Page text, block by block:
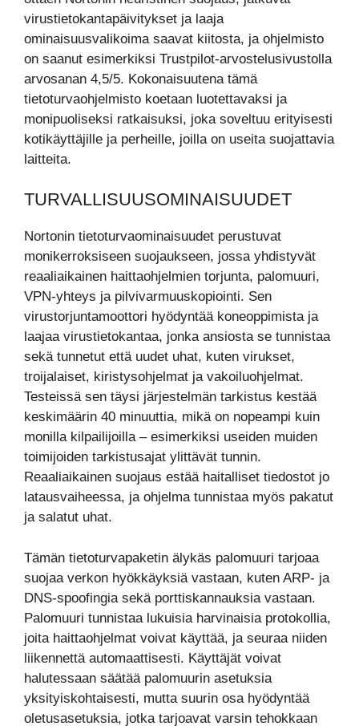
virustietokantapäivitykset ja laaja
ominaisuusvalikoima saavat kiitosta, ja ohjelmisto
on saanut esimerkiksi Trustpilot-arvostelusivustolla
arvosanan 4,5/5. Kokonaisuutena tämä
tietoturvaohjelmisto koetaan luotettavaksi ja
monipuoliseksi ratkaisuksi, joka soveltuu erityisesti
kotikäyttäjille ja perheille, joilla on useita suojattavia
laitteita.
TURVALLISUUSOMINAISUUDET
Nortonin tietoturvaominaisuudet perustuvat
monikerroksiseen suojaukseen, jossa yhdistyvät
reaaliaikainen haittaohjelmien torjunta, palomuuri,
VPN-yhteys ja pilvivarmuuskopiointi. Sen
virustorjuntamoottori hyödyntää koneoppimista ja
laajaa virustietokantaa, jonka ansiosta se tunnistaa
sekä tunnetut että uudet uhat, kuten virukset,
troijalaiset, kiristysohjelmat ja vakoiluohjelmat.
Testeissä sen täysi järjestelmän tarkistus kestää
keskimäärin 40 minuuttia, mikä on nopeampi kuin
monilla kilpailijoilla – esimerkiksi useiden muiden
toimijoiden tarkistusajat ylittävät tunnin.
Reaaliaikainen suojaus estää haitalliset tiedostot jo
latausvaiheessa, ja ohjelma tunnistaa myös pakatut
ja salatut uhat.
Tämän tietoturvapaketin älykäs palomuuri tarjoaa
suojaa verkon hyökkäyksiä vastaan, kuten ARP- ja
DNS-spoofingia sekä porttiskannauksia vastaan.
Palomuuri tunnistaa lukuisia harvinaisia protokollia,
joita haittaohjelmat voivat käyttää, ja seuraa niiden
liikennettä automaattisesti. Käyttäjät voivat
halutessaan säätää palomuurin asetuksia
yksityiskohtaisesti, mutta suurin osa hyödyntää
oletusasetuksia, jotka tarjoavat varsin tehokkaan